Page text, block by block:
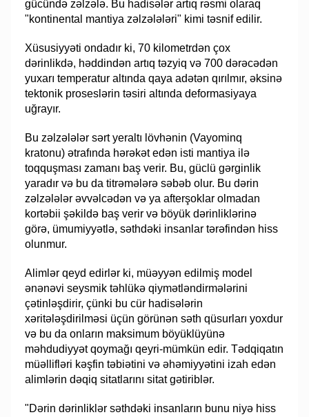
gücündə zəlzələ. Bu hadisələr artıq rəsmi olaraq
"kontinental mantiya zəlzələləri" kimi təsnif edilir.
Xüsusiyyəti ondadır ki, 70 kilometrdən çox
dərinlikdə, həddindən artıq təzyiq və 700 dərəcədən
yuxarı temperatur altında qaya adətən qırılmır, əksinə
tektonik proseslərin təsiri altında deformasiyaya
uğrayır.
Bu zəlzələlər sərt yeraltı lövhənin (Vayominq
kratonu) ətrafında hərəkət edən isti mantiya ilə
toqquşması zamanı baş verir. Bu, güclü gərginlik
yaradır və bu da titrəmələrə səbəb olur. Bu dərin
zəlzələlər əvvəlcədən və ya afterşoklar olmadan
kortəbii şəkildə baş verir və böyük dərinliklərinə
görə, ümumiyyətlə, səthdəki insanlar tərəfindən hiss
olunmur.
Alimlər qeyd edirlər ki, müəyyən edilmiş model
ənənəvi seysmik təhlükə qiymətləndirmələrini
çətinləşdirir, çünki bu cür hadisələrin
xəritələşdirilməsi üçün görünən səth qüsurları yoxdur
və bu da onların maksimum böyüklüyünə
məhdudiyyət qoymağı qeyri-mümkün edir. Tədqiqatın
müəllifləri kəşfin təbiətini və əhəmiyyətini izah edən
alimlərin dəqiq sitatlarını sitat gətiriblər.
"Dərin dərinliklər səthdəki insanların bunu niyə hiss